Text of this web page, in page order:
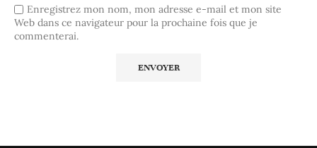
Enregistrez mon nom, mon adresse e-mail et mon site
Web dans ce navigateur pour la prochaine fois que je
commenterai.